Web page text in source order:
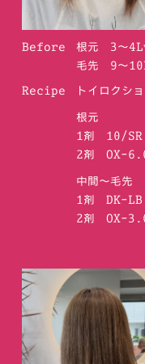
Before
根元 3〜
毛先 9〜
Recipe トイロクシ
根元
1剤 10/SR
2剤 OX-
中間～毛先
1剤 DK-LB
2剤 OX-